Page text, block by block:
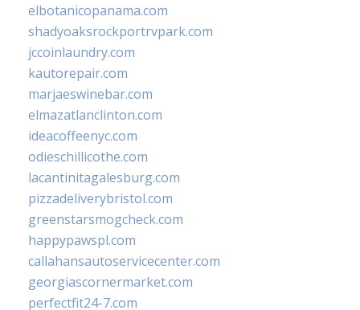
elbotanicopanama.com
shadyoaksrockportrvpark.com
jccoinlaundry.com
kautorepair.com
marjaeswinebar.com
elmazatlanclinton.com
ideacoffeenyc.com
odieschillicothe.com
lacantinitagalesburg.com
pizzadeliverybristol.com
greenstarsmogcheck.com
happypawspl.com
callahansautoservicecenter.com
georgiascornermarket.com
perfectfit24-7.com